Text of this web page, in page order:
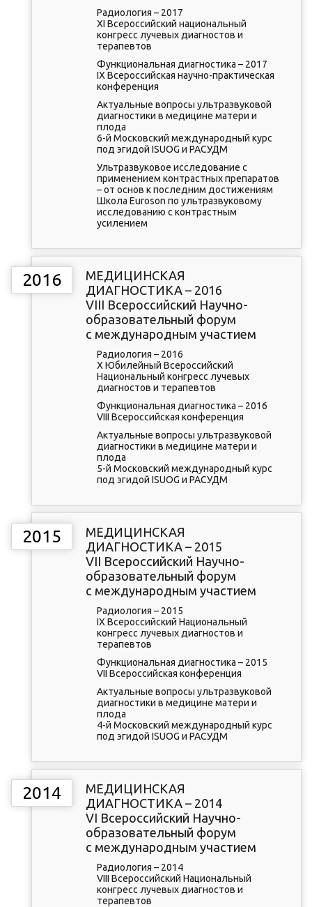
Радиология – 2017
XI Всероссийский национальный
конгресс лучевых диагностов и
терапевтов
Функциональная диагностика – 2017
IX Всероссийская научно-практическая
конференция
Актуальные вопросы ультразвуковой
диагностики в медицине матери и
плода
6-й Московский международный курс
под эгидой ISUOG и РАСУДМ
Ультразвуковое исследование с
применением контрастных препаратов
– от основ к последним достижениям
Школа Euroson по ультразвуковому
исследованию с контрастным
усилением
2016
МЕДИЦИНСКАЯ
ДИАГНОСТИКА – 2016
VIII Всероссийский Научно-
образовательный форум
с международным участием
Радиология – 2016
X Юбилейный Всероссийский
Национальный конгресс лучевых
диагностов и терапевтов
Функциональная диагностика – 2016
VIII Всероссийская конференция
Актуальные вопросы ультразвуковой
диагностики в медицине матери и
плода
5-й Московский международный курс
под эгидой ISUOG и РАСУДМ
2015
МЕДИЦИНСКАЯ
ДИАГНОСТИКА – 2015
VII Всероссийский Научно-
образовательный форум
с международным участием
Радиология – 2015
IX Всероссийский Национальный
конгресс лучевых диагностов и
терапевтов
Функциональная диагностика – 2015
VII Всероссийская конференция
Актуальные вопросы ультразвуковой
диагностики в медицине матери и
плода
4-й Московский международный курс
под эгидой ISUOG и РАСУДМ
2014
МЕДИЦИНСКАЯ
ДИАГНОСТИКА – 2014
VI Всероссийский Научно-
образовательный форум
с международным участием
Радиология – 2014
VIII Всероссийский Национальный
конгресс лучевых диагностов и
терапевтов